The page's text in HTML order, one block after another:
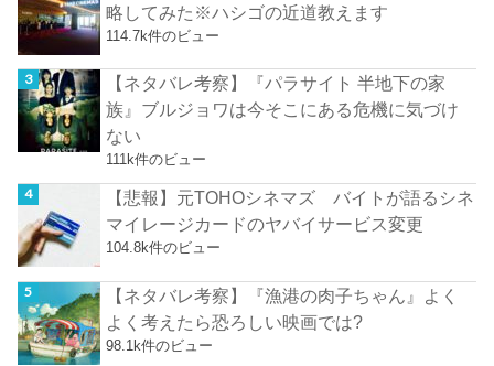
略してみた※ハシゴの近道教えます
114.7k件のビュー
【ネタバレ考察】『パラサイト 半地下の家
族』ブルジョワは今そこにある危機に気づけ
ない
111k件のビュー
【悲報】元TOHOシネマズ バイトが語るシネ
マイレージカードのヤバイサービス変更
104.8k件のビュー
【ネタバレ考察】『漁港の肉子ちゃん』よく
よく考えたら恐ろしい映画では?
98.1k件のビュー